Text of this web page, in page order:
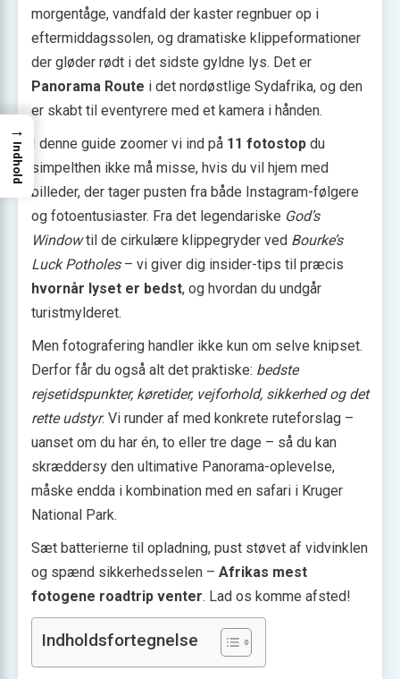
morgentåge, vandfald der kaster regnbuer op i
eftermiddagssolen, og dramatiske klippeformationer
der gløder rødt i det sidste gyldne lys. Det er
Panorama Route i det nordøstlige Sydafrika, og den
er skabt til eventyrere med et kamera i hånden.
I denne guide zoomer vi ind på 11 fotostop du
simpelthen ikke må misse, hvis du vil hjem med
billeder, der tager pusten fra både Instagram-følgere
og fotoentusiaster. Fra det legendariske God’s
Windowtil de cirkulære klippegryder ved Bourke’s
Luck Potholes– vi giver dig insider-tips til præcis
hvornår lyset er bedst, og hvordan du undgår
turistmylderet.
Men fotografering handler ikke kun om selve knipset.
Derfor får du også alt det praktiske: bedste
rejsetidspunkter, køretider, vejforhold, sikkerhed og det
rette udstyr. Vi runder af med konkrete ruteforslag –
uanset om du har én, to eller tre dage – så du kan
skræddersy den ultimative Panorama-oplevelse,
måske endda i kombination med en safari i Kruger
National Park.
Sæt batterierne til opladning, pust støvet af vidvinklen
og spænd sikkerhedsselen – Afrikas mest
fotogene roadtrip venter. Lad os komme afsted!
Indholdsfortegnelse
→
Indhold